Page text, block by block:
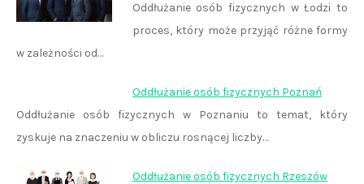
Oddłużanie osób fizycznych w Łodzi to
proces, który może przyjąć różne formy
w zależności od…
Oddłużanie osób fizycznych Poznań
Oddłużanie osób fizycznych w Poznaniu to temat, który
zyskuje na znaczeniu w obliczu rosnącej liczby…
Oddłużanie osób fizycznych Rzeszów